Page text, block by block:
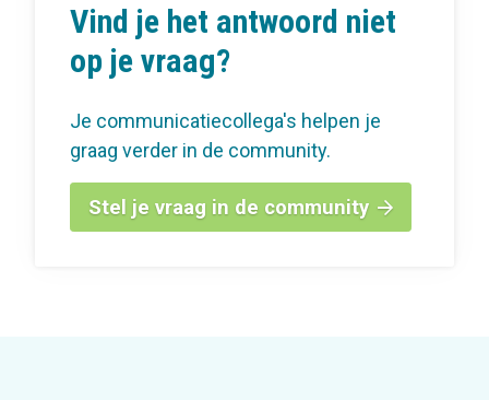
Vind je het antwoord niet
op je vraag?
Je communicatiecollega's helpen je
graag verder in de community.
Stel je vraag in de community